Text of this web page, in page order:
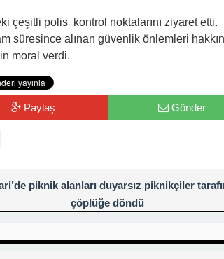
çeşitli polis kontrol noktalarını ziyaret etti.
süresince alınan güvenlik önlemleri
moral verdi.
Paylaş Gönder
piknik alanları duyarsız piknikçiler
çöplüğe döndü